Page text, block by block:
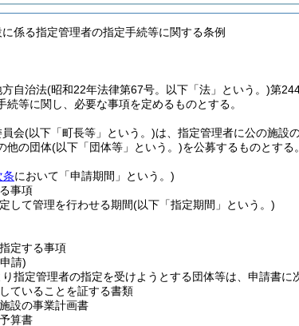
係る指定管理者の指定手続等に関する条例
方自治法(昭和22年法律第67号。以下「法」という。)第
続等に関し、必要な事項を定めるものとする。
員会(以下「町長等」という。)は、指定管理者に公の施設
他の団体(以下「団体等」という。)を公募するものとする。
条において「申請期間」という。)
事項
して管理を行わせる期間(以下「指定期間」という。)
定する事項
請)
指定管理者の指定を受けようとする団体等は、申請書
ていることを証する書類
設の事業計画書
算書